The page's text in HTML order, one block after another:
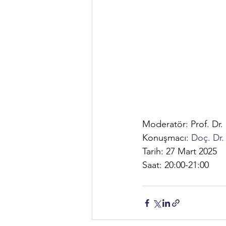
Moderatör: Prof. Dr.
Konuşmacı: Doç.
Tarih: 27 Mart 2025
Saat: 20:00-21:00